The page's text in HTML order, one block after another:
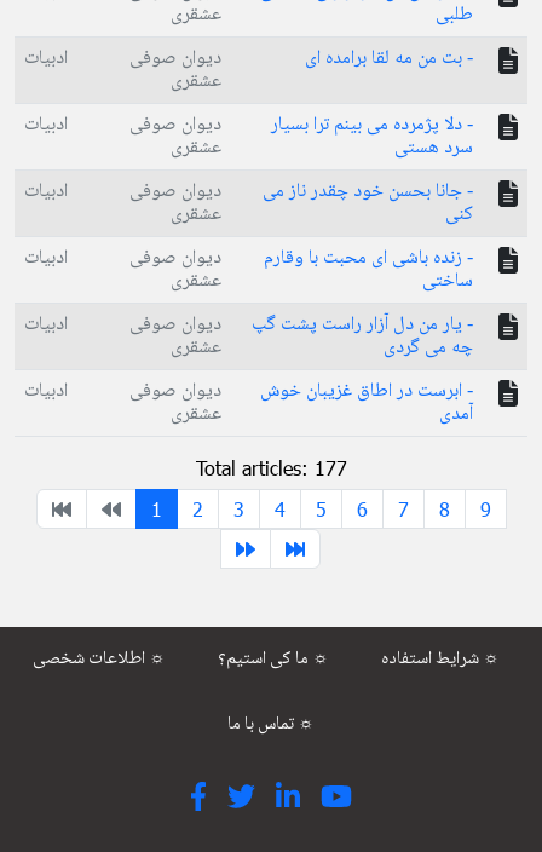
طلبی عشقری
- بت من مه لقا برامده ای دیوان صوفی
عشقری
ادبیات
- دلا پژمرده می بینم ترا بسیار
سرد هستی
دیوان صوفی
عشقری
ادبیات
- جانا بحسن خود چقدر ناز می
کنی
دیوان صوفی
عشقری
ادبیات
- زنده باشی ای محبت با وقارم
ساختی
دیوان صوفی
عشقری
ادبیات
- یار من دل آزار راست پشت گپ
چه می گردی
دیوان صوفی
عشقری
ادبیات
- ابرست در اطاق غزیبان خوش
آمدی
دیوان صوفی
عشقری
ادبیات
Total articles: 177
1
2 3 4 5 6 7 8 9
اطلاعات شخصی ☼ ما کی استیم؟ ☼ شرایط استفاده ☼
تماس با ما ☼